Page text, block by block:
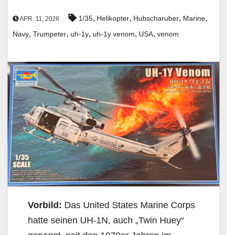
APR. 11, 2026 1/35, Helikopter, Hubscharuber, Marine,
Navy, Trumpeter, uh-1y, uh-1y venom, USA, venom
Vorbild: Das United States Marine Corps
hatte seinen UH-1N, auch „Twin Huey“